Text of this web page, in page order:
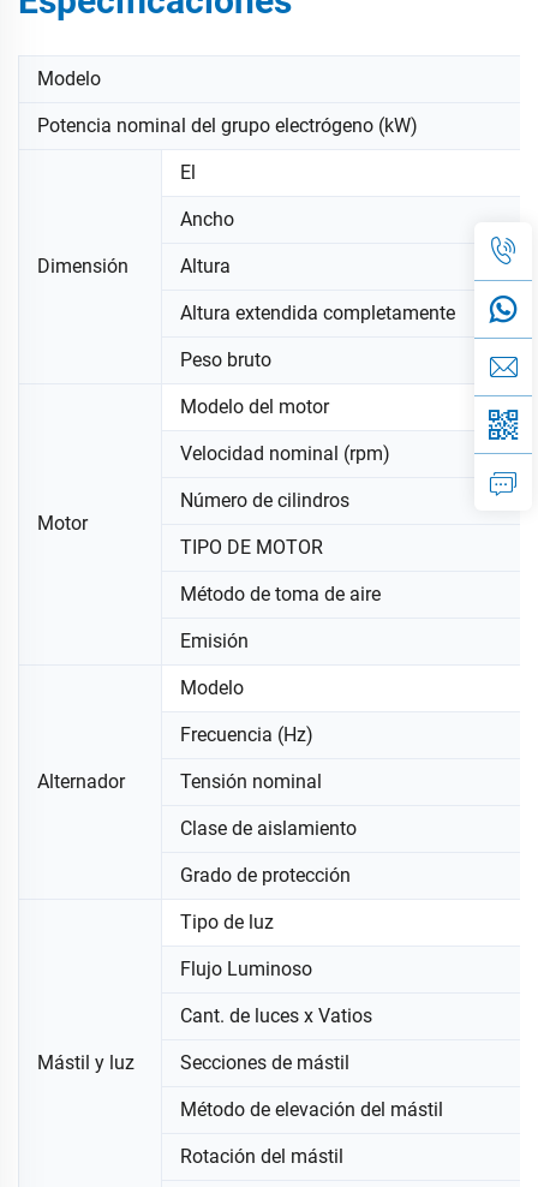
Modelo
Potencia nominal del grupo electrógeno (kW)
Dimensión
El
Ancho
Altura
Altura extendida completamente
Peso bruto
Motor
Modelo del motor
Velocidad nominal (rpm)
Número de cilindros
TIPO DE MOTOR
Método de toma de aire
Emisión
Alternador
Modelo
Frecuencia (Hz)
Tensión nominal
Clase de aislamiento
Grado de protección
Mástil y luz
Tipo de luz
Flujo Luminoso
Cant. de luces x Vatios
Secciones de mástil
Método de elevación del mástil
Rotación del mástil